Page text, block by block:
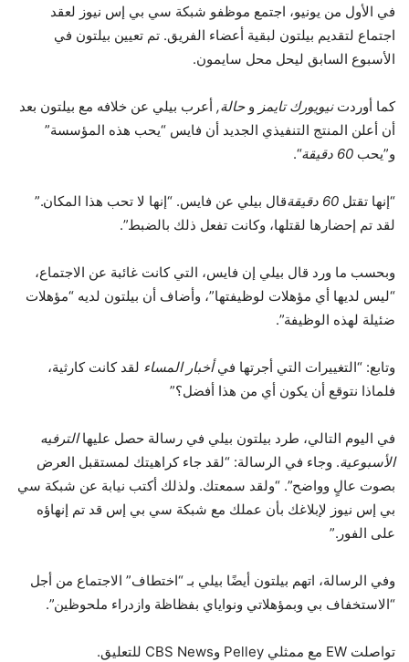
في الأول من يونيو، اجتمع موظفو شبكة سي بي إس نيوز لعقد
اجتماع لتقديم بيلتون لبقية أعضاء الفريق. تم تعيين بيلتون في
الأسبوع السابق ليحل محل سايمون.
كما أوردتنيويورك تايمز وحالة, أعرب بيلي عن خلافه مع بيلتون بعد
أن أعلن المنتج التنفيذي الجديد أن فايس “يحب هذه المؤسسة”
و”يحب 60 دقيقة “.
“إنها تقتل 60 دقيقة
قال بيلي عن فايس. “إنها لا تحب هذا المكان.”
لقد تم إحضارها لقتلها، وكانت تفعل ذلك بالضبط”.
وبحسب ما ورد قال بيلي إن فايس، التي كانت غائبة عن الاجتماع،
“ليس لديها أي مؤهلات لوظيفتها”، وأضاف أن بيلتون لديه “مؤهلات
ضئيلة لهذه الوظيفة”.
وتابع: “التغييرات التي أجرتها فيأخبار المساء لقد كانت كارثية،
فلماذا نتوقع أن يكون أي من هذا أفضل؟”
في اليوم التالي، طرد بيلتون بيلي في رسالة حصل عليهاالترفيه
الأسبوعية. وجاء في الرسالة: “لقد جاء كراهيتك لمستقبل العرض
بصوت عالٍ وواضح”. “ولقد سمعتك. ولذلك أكتب نيابة عن شبكة سي
بي إس نيوز لإبلاغك بأن عملك مع شبكة سي بي إس قد تم إنهاؤه
على الفور.”
وفي الرسالة، اتهم بيلتون أيضًا بيلي بـ “اختطاف” الاجتماع من أجل
“الاستخفاف بي وبمؤهلاتي ونواياي بفظاظة وازدراء ملحوظين”.
تواصلت EW مع ممثلي Pelley وCBS News للتعليق.